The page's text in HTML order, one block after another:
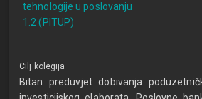
tehnologije u poslovanju
1.2 (PITUP)
Cilj kolegija
Bitan preduvjet dobivanja